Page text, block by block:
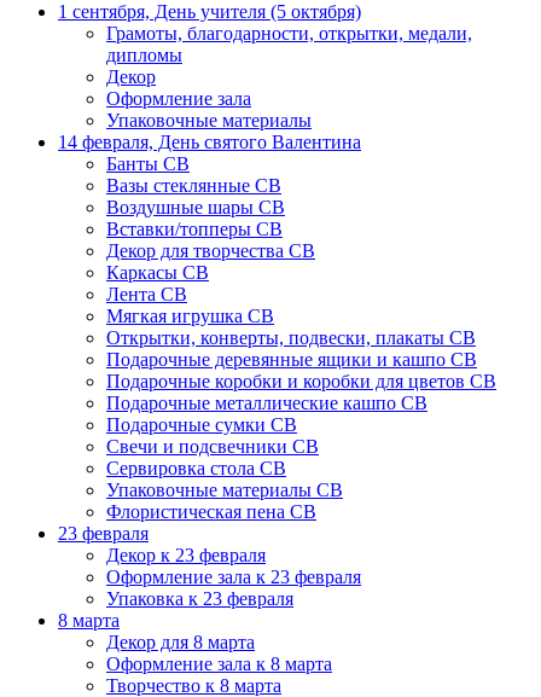
1 сентября, День учителя (5 октября)
Грамоты, благодарности, открытки, медали,
дипломы
Декор
Оформление зала
Упаковочные материалы
14 февраля, День святого Валентина
Банты СВ
Вазы стеклянные СВ
Воздушные шары СВ
Вставки/топперы СВ
Декор для творчества СВ
Каркасы СВ
Лента СВ
Мягкая игрушка СВ
Открытки, конверты, подвески, плакаты СВ
Подарочные деревянные ящики и кашпо СВ
Подарочные коробки и коробки для цветов СВ
Подарочные металлические кашпо СВ
Подарочные сумки СВ
Свечи и подсвечники СВ
Сервировка стола СВ
Упаковочные материалы СВ
Флористическая пена СВ
23 февраля
Декор к 23 февраля
Оформление зала к 23 февраля
Упаковка к 23 февраля
8 марта
Декор для 8 марта
Оформление зала к 8 марта
Творчество к 8 марта